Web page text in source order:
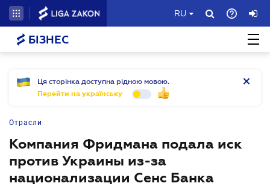
RU
БІЗНЕС
Ця сторінка доступна рідною мовою.
Перейти на українську
Отрасли
Компания Фридмана подала иск
против Украины из-за
национализации Сенс Банка